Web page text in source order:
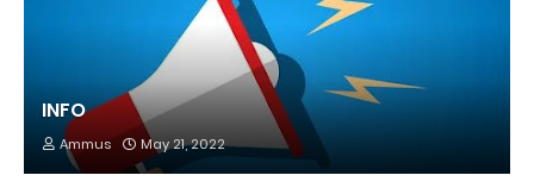
INFO
Ammus May 21, 2022